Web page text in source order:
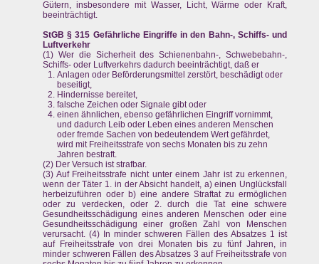
Gütern, insbesondere mit Wasser, Licht, Wärme oder Kraft,
beeinträchtigt.
StGB § 315 Gefährliche Eingriffe in den Bahn-, Schiffs- und
Luftverkehr
(1) Wer die Sicherheit des Schienenbahn-, Schwebebahn-,
Schiffs- oder Luftverkehrs dadurch beeinträchtigt, daß er
Anlagen oder Beförderungsmittel zerstört, beschädigt oder
beseitigt,
Hindernisse bereitet,
falsche Zeichen oder Signale gibt oder
einen ähnlichen, ebenso gefährlichen Eingriff vornimmt,
und dadurch Leib oder Leben eines anderen Menschen
oder fremde Sachen von bedeutendem Wert gefährdet,
wird mit Freiheitsstrafe von sechs Monaten bis zu zehn
Jahren bestraft.
(2) Der Versuch ist strafbar.
(3) Auf Freiheitsstrafe nicht unter einem Jahr ist zu erkennen,
wenn der Täter 1. in der Absicht handelt, a) einen Unglücksfall
herbeizuführen oder b) eine andere Straftat zu ermöglichen
oder zu verdecken, oder 2. durch die Tat eine schwere
Gesundheitsschädigung eines anderen Menschen oder eine
Gesundheitsschädigung einer großen Zahl von Menschen
verursacht. (4) In minder schweren Fällen des Absatzes 1 ist
auf Freiheitsstrafe von drei Monaten bis zu fünf Jahren, in
minder schweren Fällen des Absatzes 3 auf Freiheitsstrafe von